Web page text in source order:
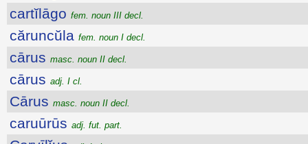
cartĭlāgo fem. noun III decl.
căruncŭla fem. noun I decl.
cārus masc. noun II decl.
cārus adj. I cl.
Cārus masc. noun II decl.
caruūrūs adj. fut. part.